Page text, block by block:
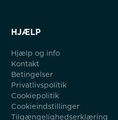
HJÆLP
Hjælp og info
Kontakt
Betingelser
Privatlivspolitik
Cookiepolitik
Cookieindstillinger
Tilgængelighedserklæring